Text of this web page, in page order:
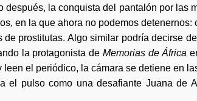
la conquista del pantalón por las
en la que ahora no podemos detenernos:
prostitutas. Algo similar podría decirse de
la protagonista de Memorias de África
el periódico, la cámara se detiene en
el pulso como una desafiante Juana de